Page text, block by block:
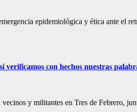
epidemiológica y ética ante el
verificamos con hechos nuestras
y militantes en Tres de Febrero,